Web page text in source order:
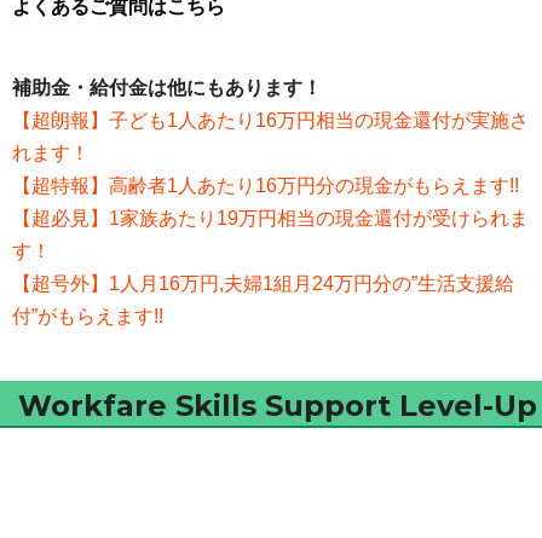
よくあるご質問はこちら
補助金・給付金は他にもあります！
【超朗報】子ども1人あたり16万円相当の現金還付が実施さ
れます！
【超特報】高齢者1人あたり16万円分の現金がもらえます!!
【超必見】1家族あたり19万円相当の現金還付が受けられま
す！
【超号外】1人月16万円,夫婦1組月24万円分の”生活支援給
付”がもらえます!!
Workfare Skills Support Level-Up